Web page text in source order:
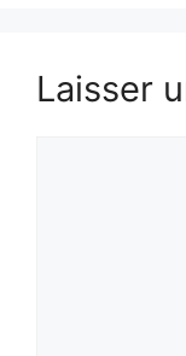
Laisser